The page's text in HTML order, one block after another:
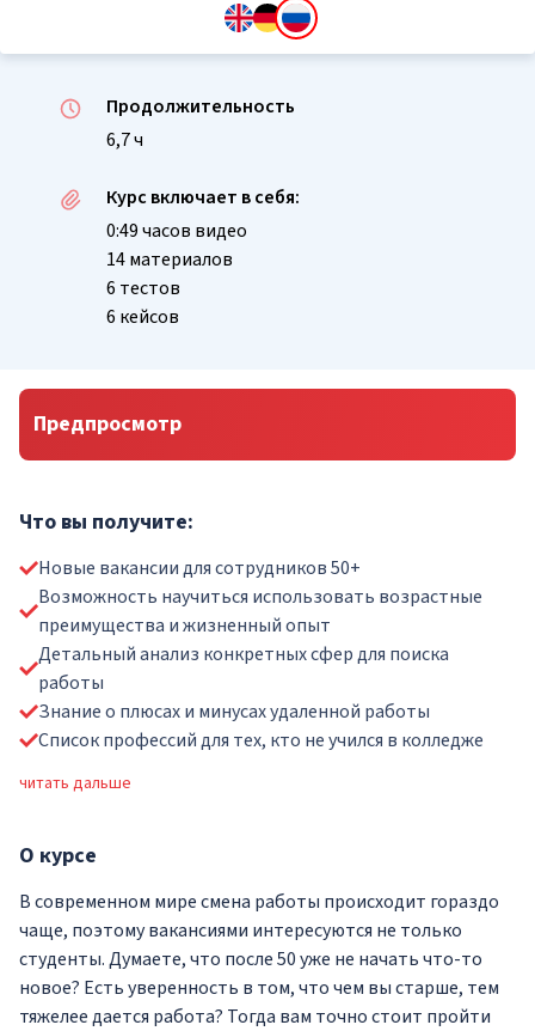
Продолжительность
6,7 ч
Курс включает в себя:
0:49 часов видео
14 материалов
6 тестов
6 кейсов
Предпросмотр
Что вы получите:
Новые вакансии для сотрудников 50+
Возможность научиться использовать возрастные
преимущества и жизненный опыт
Детальный анализ конкретных сфер для поиска
работы
Знание о плюсах и минусах удаленной работы
Список профессий для тех, кто не учился в колледже
читать дальше
О курсе
В современном мире смена работы происходит гораздо
чаще, поэтому вакансиями интересуются не только
студенты. Думаете, что после 50 уже не начать что-то
новое? Есть уверенность в том, что чем вы старше, тем
тяжелее дается работа? Тогда вам точно стоит пройти